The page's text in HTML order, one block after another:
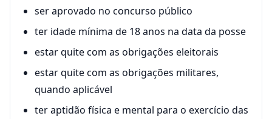
ser aprovado no concurso público
ter idade mínima de 18 anos na data da posse
estar quite com as obrigações eleitorais
estar quite com as obrigações militares,
quando aplicável
ter aptidão física e mental para o exercício das